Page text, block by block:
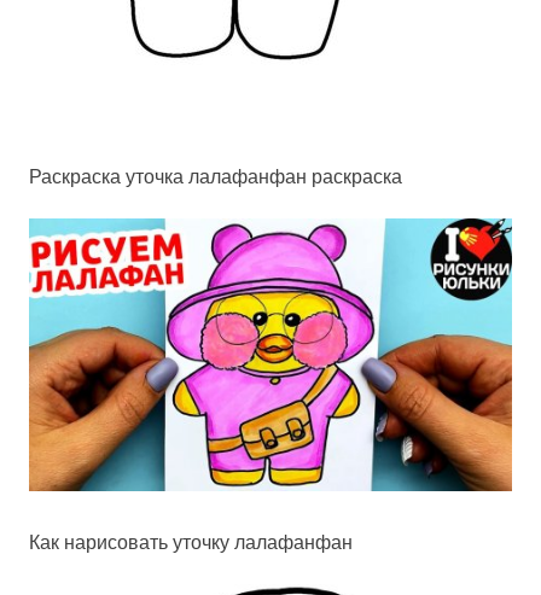
Раскраска уточка лалафанфан раскраска
Как нарисовать уточку лалафанфан